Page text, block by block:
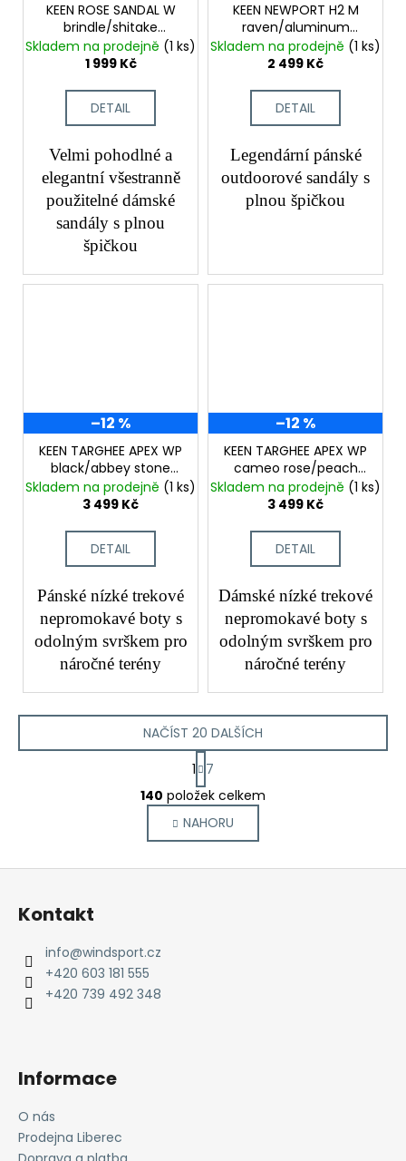
KEEN ROSE SANDAL W
brindle/shitake
dámské trekové
sandály
Skladem na prodejně (1 ks)
1 999 Kč
DETAIL
Velmi pohodlné a
elegantní všestranně
použitelné dámské
sandály s plnou
špičkou
KEEN NEWPORT H2 M
raven/aluminum
pánské trekové
sandály
Skladem na prodejně (1 ks)
2 499 Kč
DETAIL
Legendární pánské
outdoorové sandály s
plnou špičkou
–12 %
KEEN TARGHEE APEX WP
black/abbey stone
pánské trekové boty
Skladem na prodejně (1 ks)
3 499 Kč
DETAIL
Pánské nízké trekové
nepromokavé boty s
odolným svrškem pro
náročné terény
–12 %
KEEN TARGHEE APEX WP
cameo rose/peach
fuzz dámské trekové
boty
Skladem na prodejně (1 ks)
3 499 Kč
DETAIL
Dámské nízké trekové
nepromokavé boty s
odolným svrškem pro
náročné terény
O
v
l
á
d
NAČÍST 20 DALŠÍCH
S
t
r
á
n
k
1
7
140 položek celkem
NAHORU
Z
Kontakt
info@windsport.cz
+420 603 181 555
+420 739 492 348
Informace
O nás
Prodejna Liberec